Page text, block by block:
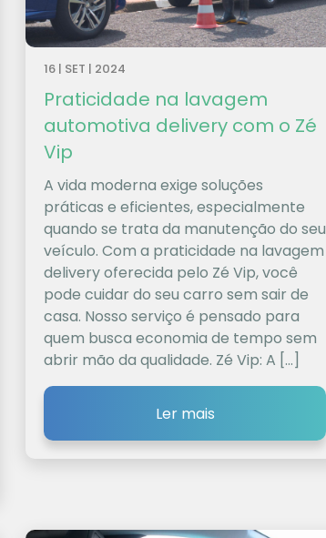
16 | SET | 2024
Praticidade na lavagem
automotiva delivery com o Zé
Vip
A vida moderna exige soluções
práticas e eficientes, especialmente
quando se trata da manutenção do seu
veículo. Com a praticidade na lavagem
delivery oferecida pelo Zé Vip, você
pode cuidar do seu carro sem sair de
casa. Nosso serviço é pensado para
quem busca economia de tempo sem
abrir mão da qualidade. Zé Vip: A […]
Ler mais